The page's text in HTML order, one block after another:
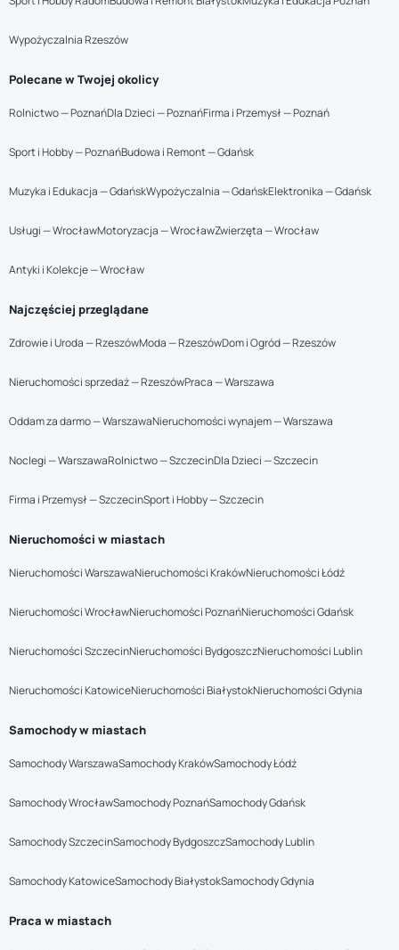
Wypożyczalnia Rzeszów
Polecane w Twojej okolicy
Rolnictwo — PoznańDla Dzieci — PoznańFirma i Przemysł — Poznań
Sport i Hobby — PoznańBudowa i Remont — Gdańsk
Muzyka i Edukacja — GdańskWypożyczalnia — GdańskElektronika — Gdańsk
Usługi — WrocławMotoryzacja — WrocławZwierzęta — Wrocław
Antyki i Kolekcje — Wrocław
Najczęściej przeglądane
Zdrowie i Uroda — RzeszówModa — RzeszówDom i Ogród — Rzeszów
Nieruchomości sprzedaż — RzeszówPraca — Warszawa
Oddam za darmo — WarszawaNieruchomości wynajem — Warszawa
Noclegi — WarszawaRolnictwo — SzczecinDla Dzieci — Szczecin
Firma i Przemysł — SzczecinSport i Hobby — Szczecin
Nieruchomości w miastach
Nieruchomości WarszawaNieruchomości KrakówNieruchomości Łódź
Nieruchomości WrocławNieruchomości PoznańNieruchomości Gdańsk
Nieruchomości SzczecinNieruchomości BydgoszczNieruchomości Lublin
Nieruchomości KatowiceNieruchomości BiałystokNieruchomości Gdynia
Samochody w miastach
Samochody WarszawaSamochody KrakówSamochody Łódź
Samochody WrocławSamochody PoznańSamochody Gdańsk
Samochody SzczecinSamochody BydgoszczSamochody Lublin
Samochody KatowiceSamochody BiałystokSamochody Gdynia
Praca w miastach